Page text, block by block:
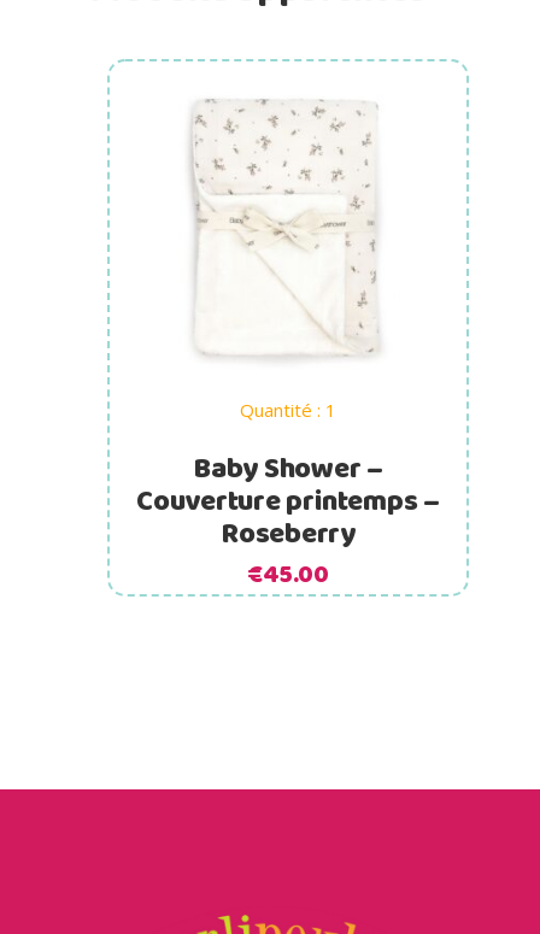
Quantité : 1
Ajouter au panier
Baby Shower –
Couverture printemps –
Roseberry
€45.00